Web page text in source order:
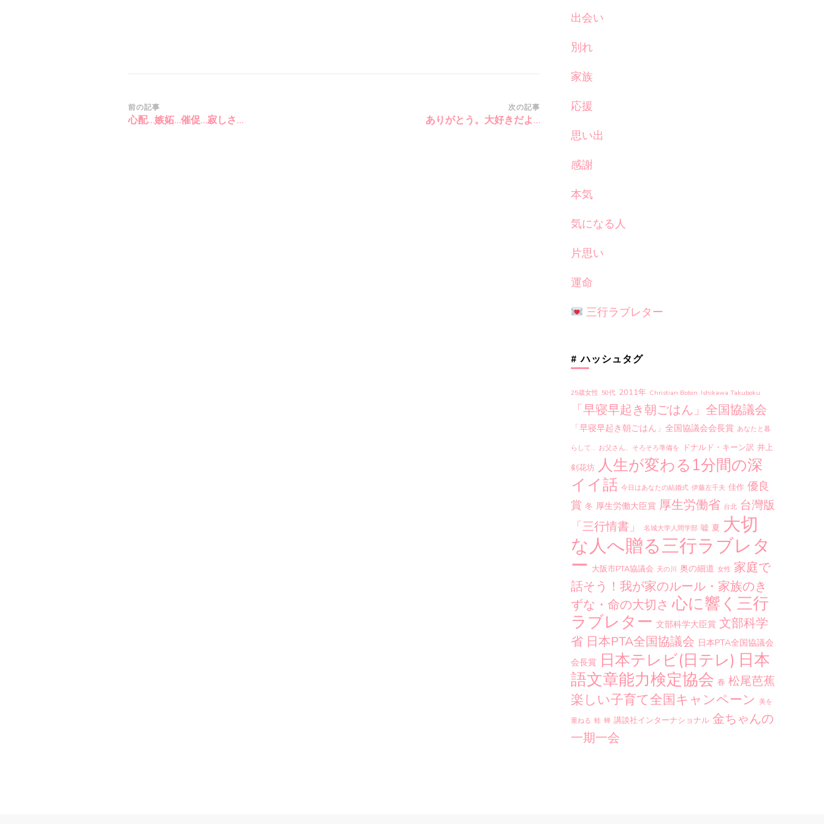
投
稿
前の記事
心配…嫉妬…催促…寂しさ…
次の記事
ありがとう。大好きだよ…
出会い
別れ
家族
応援
思い出
感謝
本気
気になる人
片思い
運命
三行ラブレター
# ハッシュタグ
25歳女性 50代 2011年 Christian Bobin Ishikawa Takuboku
「早寝早起き朝ごはん」全国協議会
「早寝早起き朝ごはん」全国協議会会長賞 あなたと暮
らして… お父さん、そろそろ準備を ドナルド・キーン訳 井上
剣花坊 人生が変わる1分間の深
イイ話 今日はあなたの結婚式 伊藤左千夫 佳作 優良
賞 冬 厚生労働大臣賞 厚生労働省 台北 台灣版
「三行情書」
名城大学人間学部 嘘 夏 大切
な人へ贈る三行ラブレタ
ー 大阪市PTA協議会 天の川 奥の細道 女性 家庭で
話そう！我が家のルール・家族のき
ずな・命の大切さ 心に響く三行
ラブレター 文部科学大臣賞 文部科学
省 日本PTA全国協議会 日本PTA全国協議会
会長賞 日本テレビ(日テレ) 日本
語文章能力検定協会 春 松尾芭蕉
楽しい子育て全国キャンペーン 美を
重ねる 蛙 蝉 講談社インターナショナル 金ちゃんの
一期一会